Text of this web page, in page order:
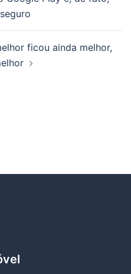
ficou ainda melhor,